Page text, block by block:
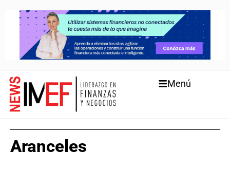
Menú
Aranceles